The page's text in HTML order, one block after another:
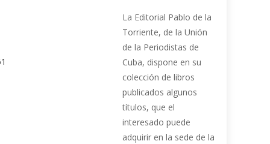
La Editorial Pablo de la
Torriente, de la Unión
de la Periodistas de
Cuba, dispone en su
colección de libros
publicados algunos
títulos, que el
interesado puede
adquirir en la sede de la